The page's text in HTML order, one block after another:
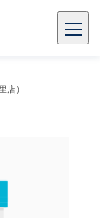
店）